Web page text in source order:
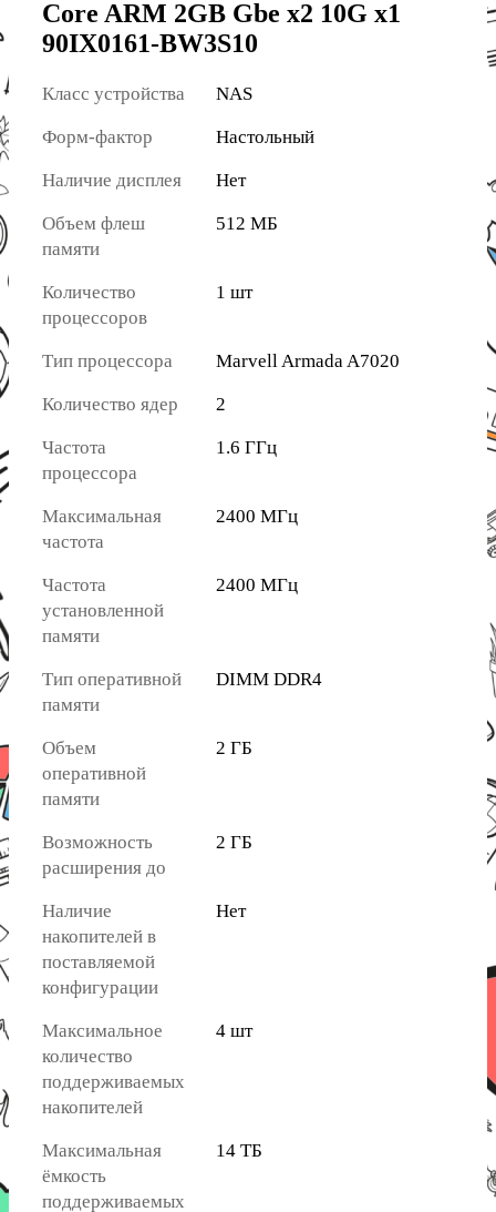
Core ARM 2GB Gbe x2 10G x1
90IX0161-BW3S10
Класс устройства NAS
Форм-фактор Настольный
Наличие дисплея Нет
Объем флеш
памяти
512 МБ
Количество
процессоров
1 шт
Тип процессора Marvell Armada A7020
Количество ядер 2
Частота
процессора
1.6 ГГц
Максимальная
частота
2400 МГц
Частота
установленной
памяти
2400 МГц
Тип оперативной
памяти
DIMM DDR4
Объем
оперативной
памяти
2 ГБ
Возможность
расширения до
2 ГБ
Наличие
накопителей в
поставляемой
конфигурации
Нет
Максимальное
количество
поддерживаемых
накопителей
4 шт
Максимальная
ёмкость
поддерживаемых
14 ТБ